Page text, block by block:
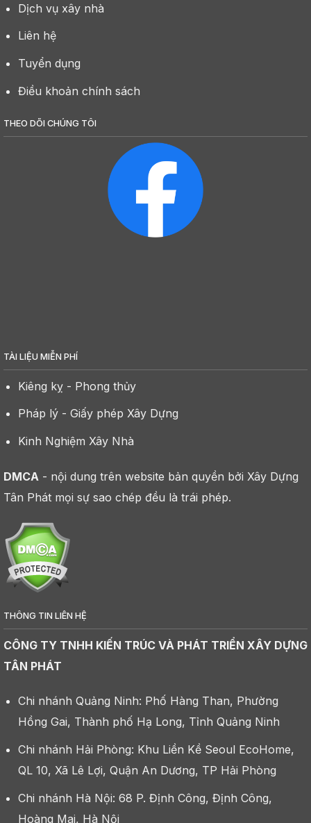
Dịch vụ xây nhà
Liên hệ
Tuyển dụng
Điều khoản chính sách
THEO DÕI CHÚNG TÔI
TÀI LIỆU MIỄN PHÍ
Kiêng kỵ - Phong thủy
Pháp lý - Giấy phép Xây Dựng
Kinh Nghiệm Xây Nhà
DMCA - nội dung trên website bản quyền bởi Xây Dựng
Tân Phát mọi sự sao chép đều là trái phép.
THÔNG TIN LIÊN HỆ
CÔNG TY TNHH KIẾN TRÚC VÀ PHÁT TRIỂN XÂY DỰNG
TÂN PHÁT
Chi nhánh Quảng Ninh: Phố Hàng Than, Phường
Hồng Gai, Thành phố Hạ Long, Tỉnh Quảng Ninh
Chi nhánh Hải Phòng: Khu Liền Kề Seoul EcoHome,
QL 10, Xã Lê Lợi, Quận An Dương, TP Hải Phòng
Chi nhánh Hà Nội: 68 P. Định Công, Định Công,
Hoàng Mai, Hà Nội